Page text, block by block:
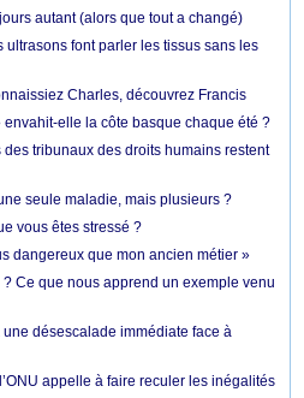
autant (alors que tout a changé)
font parler les tissus sans les
Charles, découvrez Francis
envahit-elle la côte basque chaque été ?
tribunaux des droits humains restent
seule maladie, mais plusieurs ?
vous êtes stressé ?
dangereux que mon ancien métier »
Ce que nous apprend un exemple venu
une désescalade immédiate face à
appelle à faire reculer les inégalités